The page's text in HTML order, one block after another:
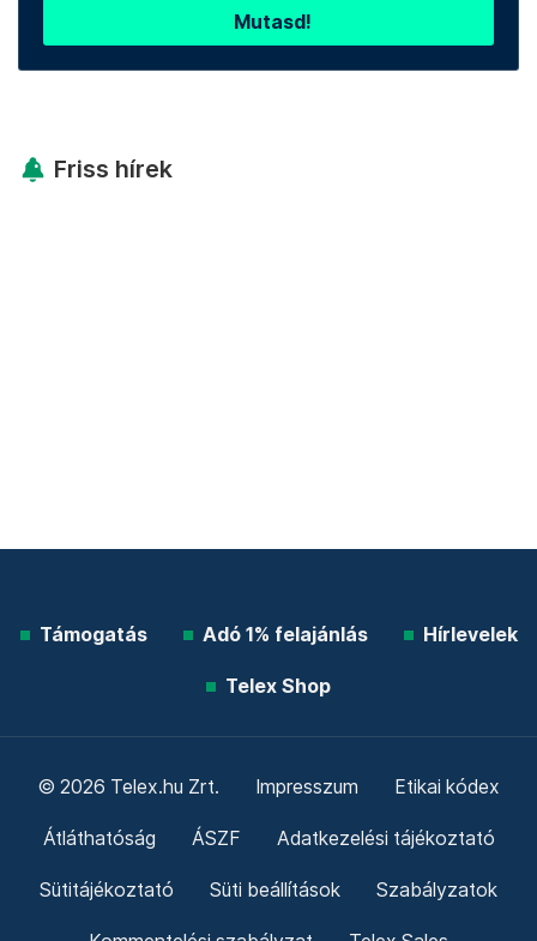
Mutasd!
Friss hírek
Támogatás Adó 1% felajánlás Hírlevelek
Telex Shop
© 2026 Telex.hu Zrt. Impresszum Etikai kódex
Átláthatóság ÁSZF Adatkezelési tájékoztató
Sütitájékoztató Süti beállítások Szabályzatok